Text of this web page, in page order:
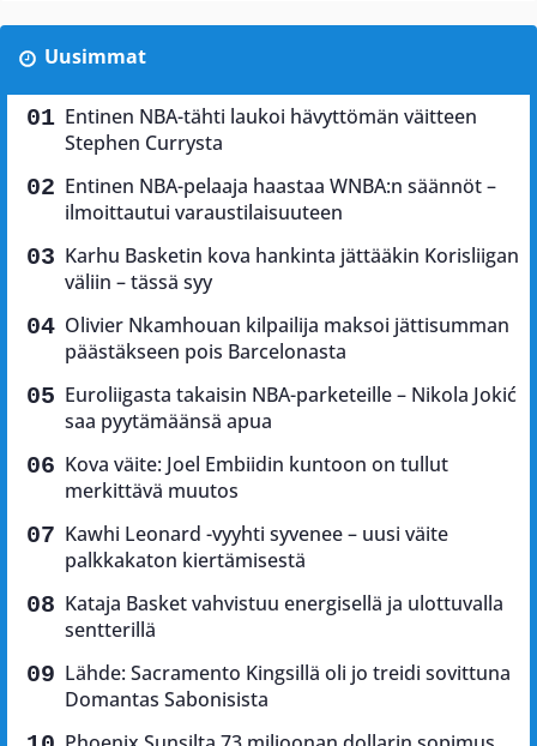
Uusimmat
Entinen NBA-tähti laukoi hävyttömän väitteen
Stephen Currysta
Entinen NBA-pelaaja haastaa WNBA:n säännöt –
ilmoittautui varaustilaisuuteen
Karhu Basketin kova hankinta jättääkin Korisliigan
väliin – tässä syy
Olivier Nkamhouan kilpailija maksoi jättisumman
päästäkseen pois Barcelonasta
Euroliigasta takaisin NBA-parketeille – Nikola Jokić
saa pyytämäänsä apua
Kova väite: Joel Embiidin kuntoon on tullut
merkittävä muutos
Kawhi Leonard -vyyhti syvenee – uusi väite
palkkakaton kiertämisestä
Kataja Basket vahvistuu energisellä ja ulottuvalla
sentterillä
Lähde: Sacramento Kingsillä oli jo treidi sovittuna
Domantas Sabonisista